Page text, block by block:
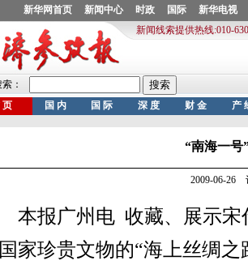
“南海一号
2009-06-26
本报广州电 收藏、展示宋
国家珍贵文物的“海上丝绸